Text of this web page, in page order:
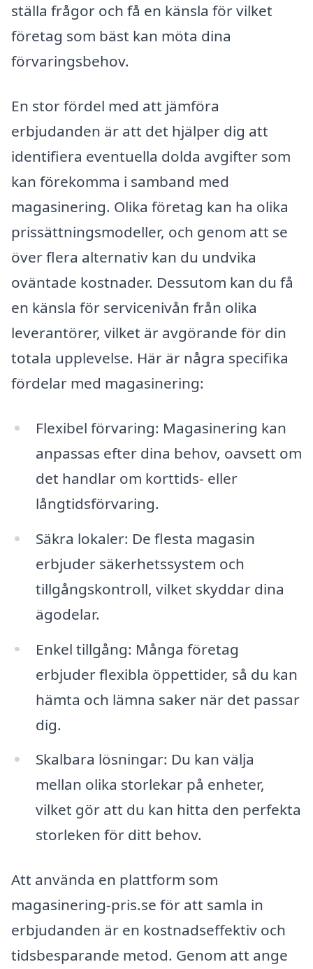
ställa frågor och få en känsla för vilket
företag som bäst kan möta dina
förvaringsbehov.
En stor fördel med att jämföra
erbjudanden är att det hjälper dig att
identifiera eventuella dolda avgifter som
kan förekomma i samband med
magasinering. Olika företag kan ha olika
prissättningsmodeller, och genom att se
över flera alternativ kan du undvika
oväntade kostnader. Dessutom kan du få
en känsla för servicenivån från olika
leverantörer, vilket är avgörande för din
totala upplevelse. Här är några specifika
fördelar med magasinering:
Flexibel förvaring: Magasinering kan
anpassas efter dina behov, oavsett om
det handlar om korttids- eller
långtidsförvaring.
Säkra lokaler: De flesta magasin
erbjuder säkerhetssystem och
tillgångskontroll, vilket skyddar dina
ägodelar.
Enkel tillgång: Många företag
erbjuder flexibla öppettider, så du kan
hämta och lämna saker när det passar
dig.
Skalbara lösningar: Du kan välja
mellan olika storlekar på enheter,
vilket gör att du kan hitta den perfekta
storleken för ditt behov.
Att använda en plattform som
magasinering-pris.se för att samla in
erbjudanden är en kostnadseffektiv och
tidsbesparande metod. Genom att ange